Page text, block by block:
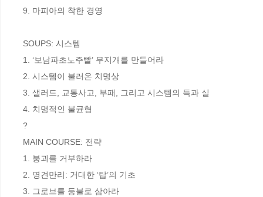
9. 마피아의 착한 경영
SOUPS: 시스템
1. ‘보남파초노주빨’ 무지개를 만들어라
2. 시스템이 불러온 치명상
3. 샐러드, 교통사고, 부패, 그리고 시스템의 득과 실
4. 치명적인 불균형
?
MAIN COURSE: 전략
1. 붕괴를 거부하라
2. 명견만리: 거대한 ‘탑’의 기초
3. 그로브를 등불로 삼아라